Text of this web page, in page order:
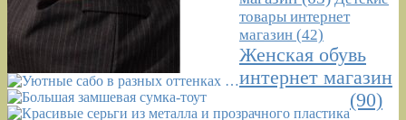
товары интернет
магазин (42)
Женская обувь
интернет магазин
(90)